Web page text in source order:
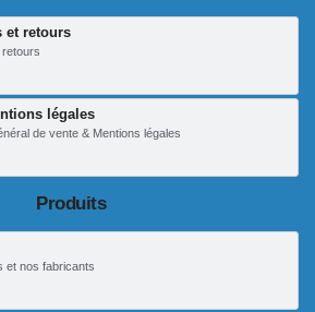
et retours
légales
de vente & Mentions légales
Produits
et nos fabricants